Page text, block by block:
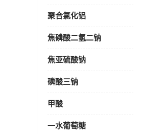
聚合氯化铝
焦磷酸二氢二钠
焦亚硫酸钠
磷酸三钠
甲酸
一水葡萄糖